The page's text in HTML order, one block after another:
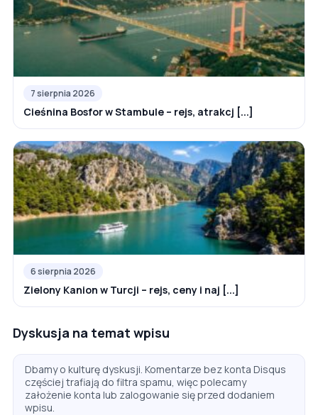
7 sierpnia 2026
Cieśnina Bosfor w Stambule – rejs, atrakcj [...]
6 sierpnia 2026
Zielony Kanion w Turcji – rejs, ceny i naj [...]
Dyskusja na temat wpisu
Dbamy o kulturę dyskusji. Komentarze bez konta Disqus
częściej trafiają do filtra spamu, więc polecamy
założenie konta lub zalogowanie się przed dodaniem
wpisu.